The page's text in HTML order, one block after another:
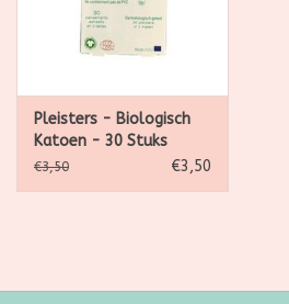
Workshops
Pleisters - Biologisch
Katoen - 30 Stuks
€3,50 €3,50